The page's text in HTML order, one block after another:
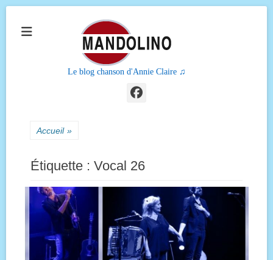
Le blog chanson d'Annie Claire ♫
Facebook
Accueil »
Étiquette : Vocal 26